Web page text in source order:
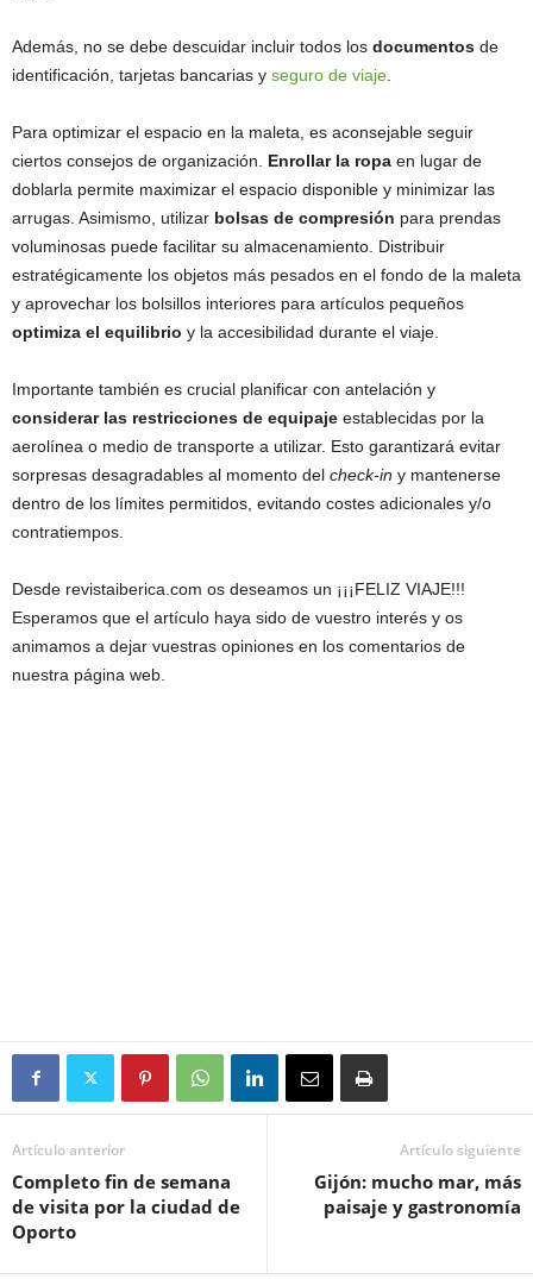
Además, no se debe descuidar incluir todos los documentos de
identificación, tarjetas bancarias y seguro de viaje
Para optimizar el espacio en la maleta, es aconsejable seguir
ciertos consejos de organización. Enrollar la ropa en lugar de
doblarla permite maximizar el espacio disponible y minimizar las
arrugas. Asimismo, utilizar bolsas de compresión para prendas
voluminosas puede facilitar su almacenamiento. Distribuir
estratégicamente los objetos más pesados en el fondo de la maleta
y aprovechar los bolsillos interiores para artículos pequeños
optimiza el equilibrio y la accesibilidad durante el viaje.
Importante también es crucial planificar con antelación y
considerar las restricciones de equipaje establecidas por la
aerolínea o medio de transporte a utilizar. Esto garantizará evitar
sorpresas desagradables al momento del check-in y mantenerse
dentro de los límites permitidos, evitando costes adicionales y/o
contratiempos.
Desde revistaiberica.com os deseamos un ¡¡¡FELIZ VIAJE!!!
Esperamos que el artículo haya sido de vuestro interés y os
animamos a dejar vuestras opiniones en los comentarios de
nuestra página web.
Artículo anterior
Completo fin de semana
de visita por la ciudad de
Oporto
Artículo siguiente
Gijón: mucho mar, más
paisaje y gastronomía